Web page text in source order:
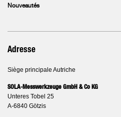
Nouveautés
Adresse
Siège principale Autriche
SOLA-Messwerkzeuge GmbH & Co KG
Unteres Tobel 25
A-6840 Götzis